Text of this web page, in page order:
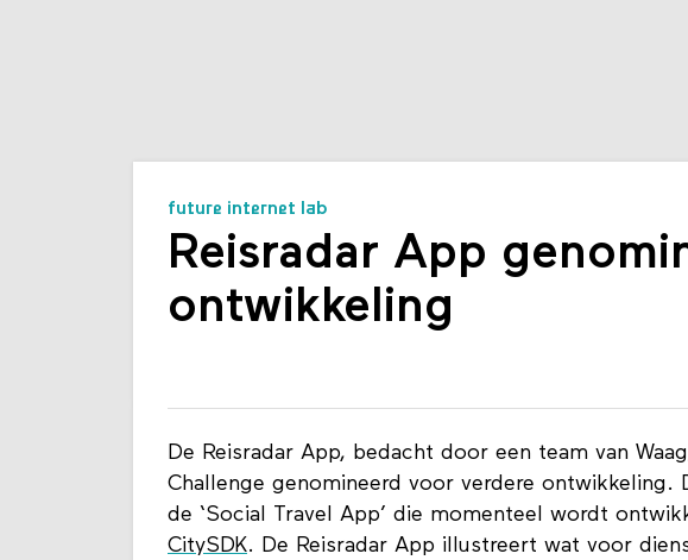
future internet lab
Reisradar App
ontwikkeling
De Reisradar App, bedacht door een team van
Challenge genomineerd voor verdere ontwikkeling.
de ‘Social Travel App’ die momenteel wordt
CitySDK. De Reisradar App illustreert wat voor